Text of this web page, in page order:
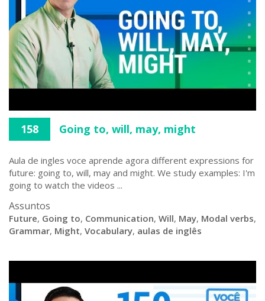
158 Going to, will, may, might
Aula de ingles voce aprende agora different expressions for
future: going to, will, may and might. We study examples: I'm
going to watch the videos ...
Assuntos
Future, Going to, Communication, Will, May, Modal verbs,
Grammar, Might, Vocabulary, aulas de inglês